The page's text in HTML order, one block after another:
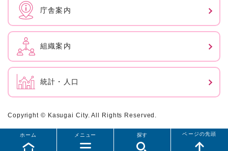
メニュー
ホーム 探す ページの先頭
庁舎案内
組織案内
統計・人口
Copyright © Kasugai City. All Rights Reserved.